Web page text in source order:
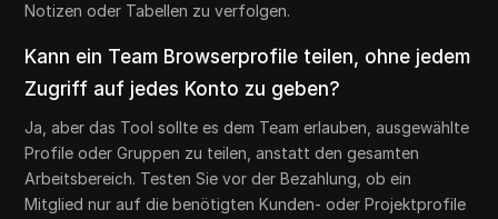
Notizen oder Tabellen zu verfolgen.
Kann ein Team Browserprofile teilen, ohne jedem
Zugriff auf jedes Konto zu geben?
Ja, aber das Tool sollte es dem Team erlauben, ausgewählte
Profile oder Gruppen zu teilen, anstatt den gesamten
Arbeitsbereich. Testen Sie vor der Bezahlung, ob ein
Mitglied nur auf die benötigten Kunden- oder Projektprofile